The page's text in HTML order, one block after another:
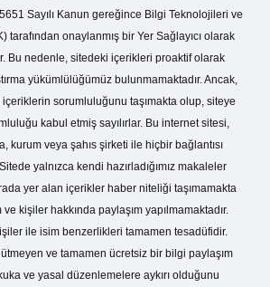
Sayılı Kanun gereğince Bilgi Teknolojileri ve
tarafından onaylanmış bir Yer Sağlayıcı olarak
Bu nedenle, sitedeki içerikleri proaktif olarak
yükümlülüğümüz bulunmamaktadır. Ancak,
içeriklerin sorumluluğunu taşımakta olup, siteye
kabul etmiş sayılırlar. Bu internet sitesi,
kurum veya şahıs şirketi ile hiçbir bağlantısı
yalnızca kendi hazırladığımız makaleler
yer alan içerikler haber niteliği taşımamakta
kişiler hakkında paylaşım yapılmamaktadır.
ile isim benzerlikleri tamamen tesadüfidir.
ve tamamen ücretsiz bir bilgi paylaşım
ve yasal düzenlemelere aykırı olduğunu